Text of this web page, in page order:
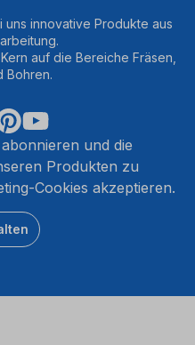
innovative Produkte aus
auf die Bereiche Fräsen,
Bohren.
und die
Produkten zu
Cookies akzeptieren.